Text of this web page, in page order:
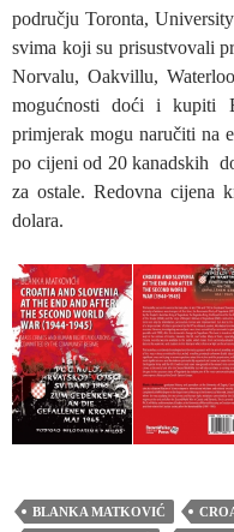
području Toronta,
svima koji su prisustvovali
Norvalu, Oakvillu,
mogućnosti doći i kupiti
primjerak mogu naručiti na
po cijeni od 20 kanadskih
za ostale. Redovna cijena
dolara.
BLANKA MATKOVIĆ